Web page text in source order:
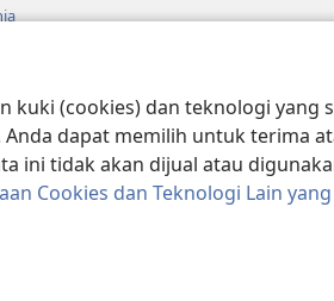
(cookies) dan teknologi yang
dapat memilih untuk terima
ini tidak akan dijual atau
Cookies dan Teknologi Lain